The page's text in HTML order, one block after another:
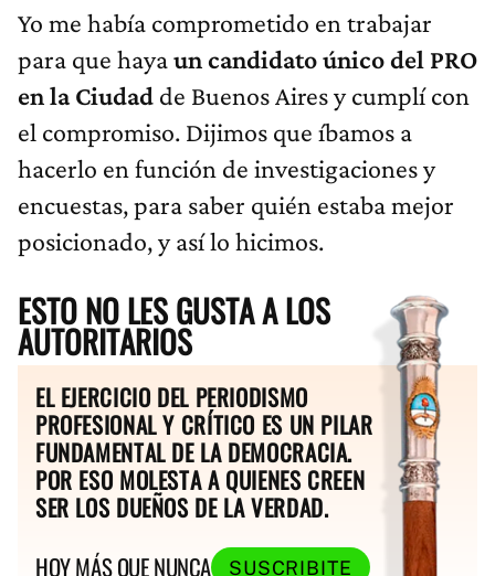
Yo me había comprometido en trabajar
para que hayaun candidato único del PRO
en la Ciudad de Buenos Aires y cumplí con
el compromiso. Dijimos que íbamos a
hacerlo en función de investigaciones y
encuestas, para saber quién estaba mejor
posicionado, y así lo hicimos.
ESTO NO LES GUSTA A LOS
AUTORITARIOS
EL EJERCICIO DEL PERIODISMO
PROFESIONAL Y CRÍTICO ES UN PILAR
FUNDAMENTAL DE LA DEMOCRACIA.
POR ESO MOLESTA A QUIENES CREEN
SER LOS DUEÑOS DE LA VERDAD.
HOY MÁS QUE NUNCA
SUSCRIBITE